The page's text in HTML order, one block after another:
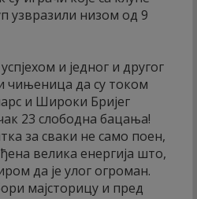
узвразили низом од 9
и једног и другог
чињеница да су током
и Широки Бријег
23 слободна бацања!
за сваки не само поен,
велика енергија што,
да је улог огроман.
мајсторицу и пред